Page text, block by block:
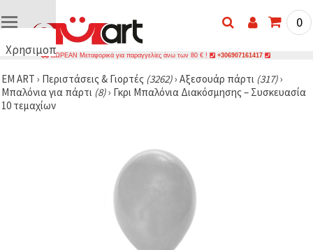
Χρησιμοποιούμε
🍪
Χρησιμοποιούμε
cookies και
0
ΔΩΡΕΑΝ Μεταφορικά για παραγγελίες άνω των 80 € ! +306907161417
EM ART › Περιστάσεις & Γιορτές (3262)› Αξεσουάρ πάρτι (317)›
Μπαλόνια για πάρτι (8)› Γκρι Μπαλόνια Διακόσμησης – Συσκευασία
10 τεμαχίων